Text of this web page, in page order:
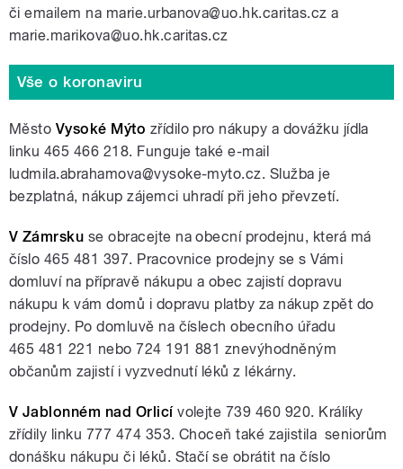
či emailem na marie.urbanova@uo.hk.caritas.cz a
marie.marikova@uo.hk.caritas.cz
Vše o koronaviru
Město Vysoké Mýto zřídilo pro nákupy a dovážku jídla
linku 465 466 218. Funguje také e-mail
ludmila.abrahamova@vysoke-myto.cz. Služba je
bezplatná, nákup zájemci uhradí při jeho převzetí.
V Zámrsku se obracejte na obecní prodejnu, která má
číslo 465 481 397. Pracovnice prodejny se s Vámi
domluví na přípravě nákupu a obec zajistí dopravu
nákupu k vám domů i dopravu platby za nákup zpět do
prodejny. Po domluvě na číslech obecního úřadu
465 481 221 nebo 724 191 881 znevýhodněným
občanům zajistí i vyzvednutí léků z lékárny.
V Jablonném nad Orlicívolejte 739 460 920. Králíky
zřídily linku 777 474 353. Choceň také zajistila seniorům
donášku nákupu či léků. Stačí se obrátit na číslo